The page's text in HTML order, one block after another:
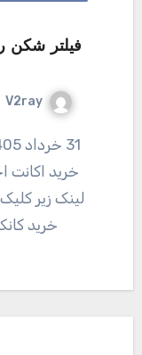
V2ray
31 خرداد 1405 کانال تلگرامی V2ray.tel برای
خرید
لینک زیر
خرید